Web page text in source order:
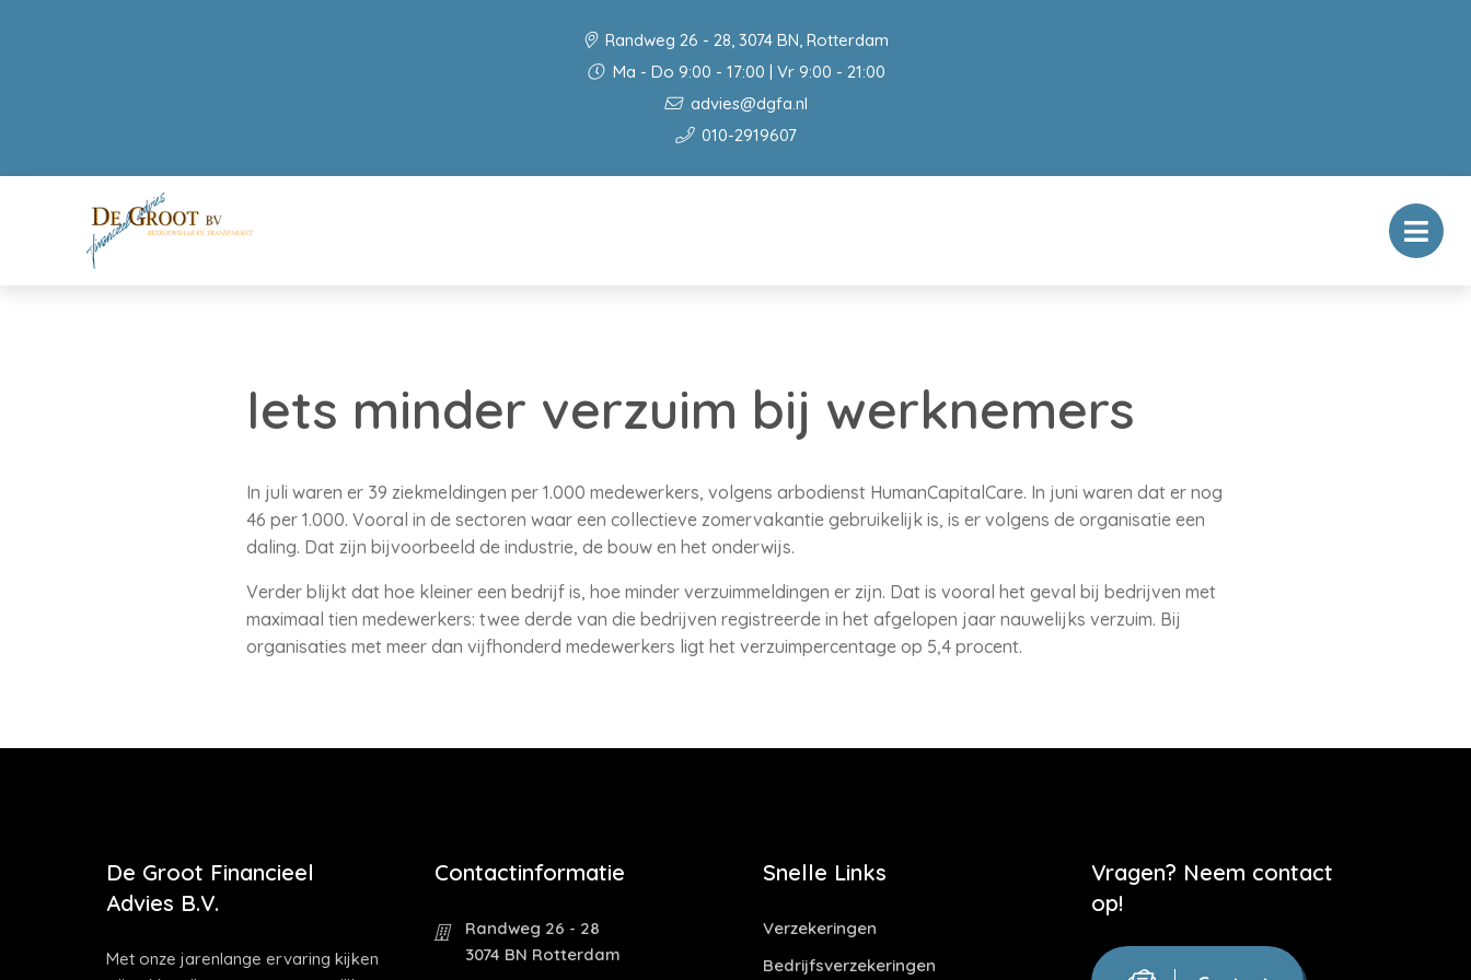
Randweg 26 - 28, 3074 BN, Rotterdam
Ma - Do 9:00 - 17:00 | Vr 9:00 - 21:00
advies@dgfa.nl
010-2919607
Iets minder verzuim bij werknemers
In juli waren er 39 ziekmeldingen per 1.000 medewerkers, volgens arbodienst HumanCapitalCare. In juni waren dat er nog
46 per 1.000. Vooral in de sectoren waar een collectieve zomervakantie gebruikelijk is, is er volgens de organisatie een
daling. Dat zijn bijvoorbeeld de industrie, de bouw en het onderwijs.
Verder blijkt dat hoe kleiner een bedrijf is, hoe minder verzuimmeldingen er zijn. Dat is vooral het geval bij bedrijven met
maximaal tien medewerkers: twee derde van die bedrijven registreerde in het afgelopen jaar nauwelijks verzuim. Bij
organisaties met meer dan vijfhonderd medewerkers ligt het verzuimpercentage op 5,4 procent.
De Groot Financieel
Advies B.V.
Met onze jarenlange ervaring kijken
Contactinformatie
Randweg 26 - 28
3074 BN Rotterdam
Snelle Links
Verzekeringen
Bedrijfsverzekeringen
Vragen? Neem contact
op!